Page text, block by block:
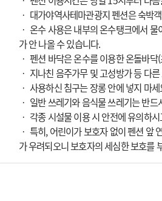
‧ 대가야역사테마관광지 펜션은 숙박
‧ 온수 사용은 내부의 온수탱크에서
가 안 나올 수 있습니다.
‧ 펜션 바닥은 온수를 이용한 온돌바
‧ 지나친 음주가무 및 고성방가 등 다
‧ 사용하신 침구는 장롱 안에 넣지 마세
‧ 일반 쓰레기와 음식물 쓰레기는 반
‧ 각종 시설물 이용 시 안전에 유의하
‧ 특히, 어린이가 보호자 없이 펜션 앞
가 우려되오니 보호자의 세심한 보호를